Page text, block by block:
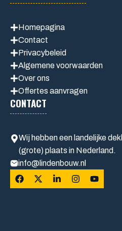
Homepagina
Contact
Privacybeleid
Algemene voorwaarden
Over ons
Offertes aanvragen
CONTACT
Wij hebben een landelijke
(grote) plaats in Nederland.
info@lindenbouw.nl